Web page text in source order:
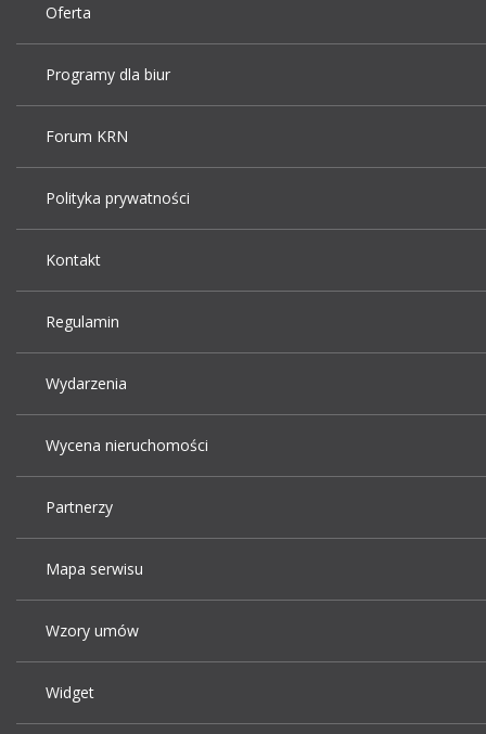
Oferta
Programy dla biur
Forum KRN
Polityka prywatności
Kontakt
Regulamin
Wydarzenia
Wycena nieruchomości
Partnerzy
Mapa serwisu
Wzory umów
Widget